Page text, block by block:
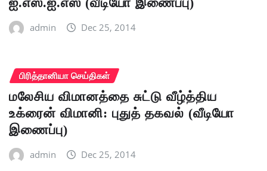
admin Dec 25, 2014
பிரித்தானியா செய்திகள்
மலேசிய விமானத்தை சுட்டு வீழ்த்திய
உக்ரைன் விமானி: புதுத் தகவல் (வீடியோ
இணைப்பு)
admin Dec 25, 2014